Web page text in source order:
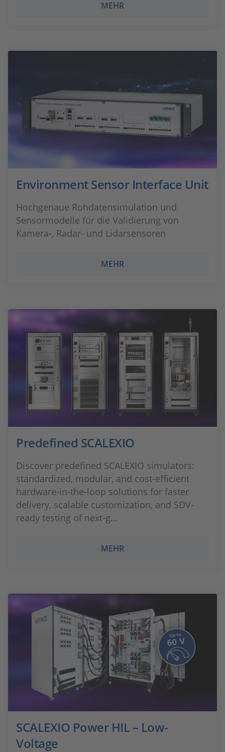
MEHR
Environment Sensor Interface Unit
Hochgenaue Rohdatensimulation und
Sensormodelle für die Validierung von
Kamera-, Radar- und Lidarsensoren
MEHR
Predefined SCALEXIO
Discover predefined SCALEXIO simulators:
standardized, modular, and cost-efficient
hardware-in-the-loop solutions for faster
delivery, scalable customization, and SDV-
ready testing of next-g...
MEHR
SCALEXIO Power HIL – Low-
Voltage